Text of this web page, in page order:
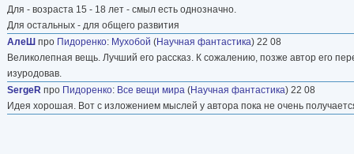
главного героя с паранормальными
правительственной службе для поисков
библиография (Фантлаб)
Для - возраста 15 - 18 лет - смыл есть однозначно.
Для остальных - для общего развития
АлеШ про Пидоренко: Мухобой (Научная фантастика) 22 08
Великолепная вещь. Лучший его рассказ. К сожалению, позже автор его
изуродовав.
SergeR про Пидоренко: Все вещи мира (Научная фантастика) 22 08
Идея хорошая. Вот с изложением мыслей у автора пока не очень